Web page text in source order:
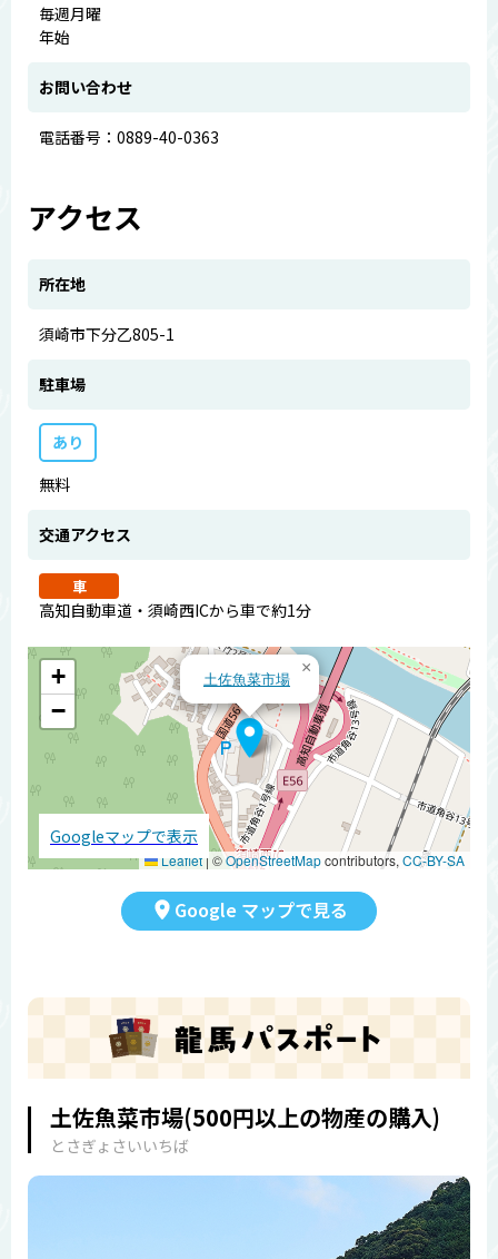
毎週月曜
年始
お問い合わせ
電話番号：0889-40-0363
アクセス
所在地
須崎市下分乙805-1
駐車場
あり
無料
交通アクセス
車
高知自動車道・須崎西ICから車で約1分
土佐魚菜市場
×
+
−
Leaflet | ©OpenStreetMapcontributors, CC-BY-SA
Googleマップで表示
Google マップで見る
土佐魚菜市場(500円以上の物産の購入)
とさぎょさいいちば